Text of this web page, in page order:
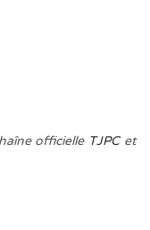
officielle TJPCet